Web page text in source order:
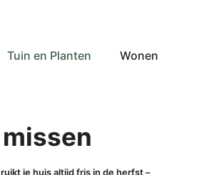
Tuin en Planten Wonen
je huis altijd fris in de herfst –